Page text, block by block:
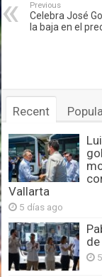
Previous
Celebra José
la baja en el
Recent
Vallarta
5 días ago